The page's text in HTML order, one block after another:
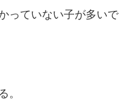
っていない子が多いで
。